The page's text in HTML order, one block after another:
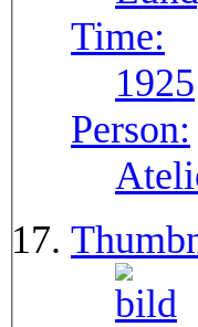
Time:
1925
Person: